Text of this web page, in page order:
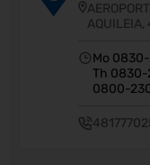
AQUILEIA,
Mo
Th 0830-
0800-